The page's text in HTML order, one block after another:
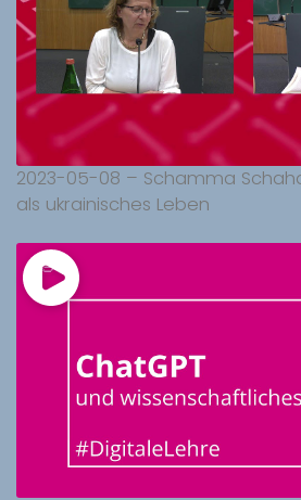
2023-05-08 – Schamma
als ukrainisches Leben